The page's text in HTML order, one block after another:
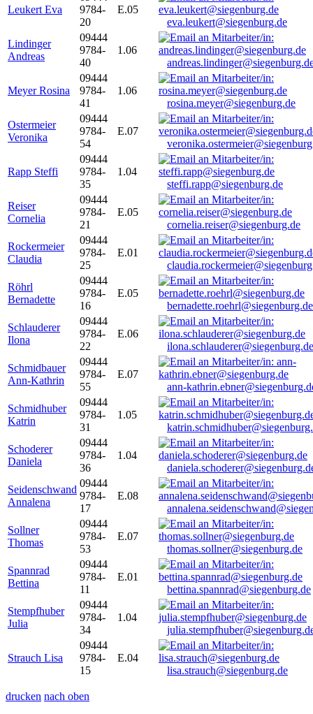
Leukert Eva
9784-
20
E.05
eva.leukert@siegenburg.de
Lindinger
Andreas
09444
9784-
40
1.06
Meyer Rosina
09444
9784-
41
1.06
rosina.meyer@siegenburg.de
Ostermeier
Veronika
09444
9784-
54
E.07
Rapp Steffi
09444
9784-
35
1.04
steffi.rapp@siegenburg.de
Reiser
Cornelia
09444
9784-
21
E.05
cornelia.reiser@siegenburg.de
Rockermeier
Claudia
09444
9784-
25
E.01
Röhrl
Bernadette
09444
9784-
16
E.05
bernadette.roehrl@siegenburg.de
Schlauderer
Ilona
09444
9784-
22
E.06
ilona.schlauderer@siegenburg.de
Schmidbauer
Ann-Kathrin
09444
9784-
55
E.07
ann-
Schmidhuber
Katrin
09444
9784-
31
1.05
Schoderer
Daniela
09444
9784-
36
1.04
Seidenschwand
Annalena
09444
9784-
17
E.08
Sollner
Thomas
09444
9784-
53
E.07
thomas.sollner@siegenburg.de
Spannrad
Bettina
09444
9784-
11
E.01
bettina.spannrad@siegenburg.de
Stempfhuber
Julia
09444
9784-
34
1.04
Strauch Lisa
09444
9784-
15
E.04
lisa.strauch@siegenburg.de
drucken nach oben